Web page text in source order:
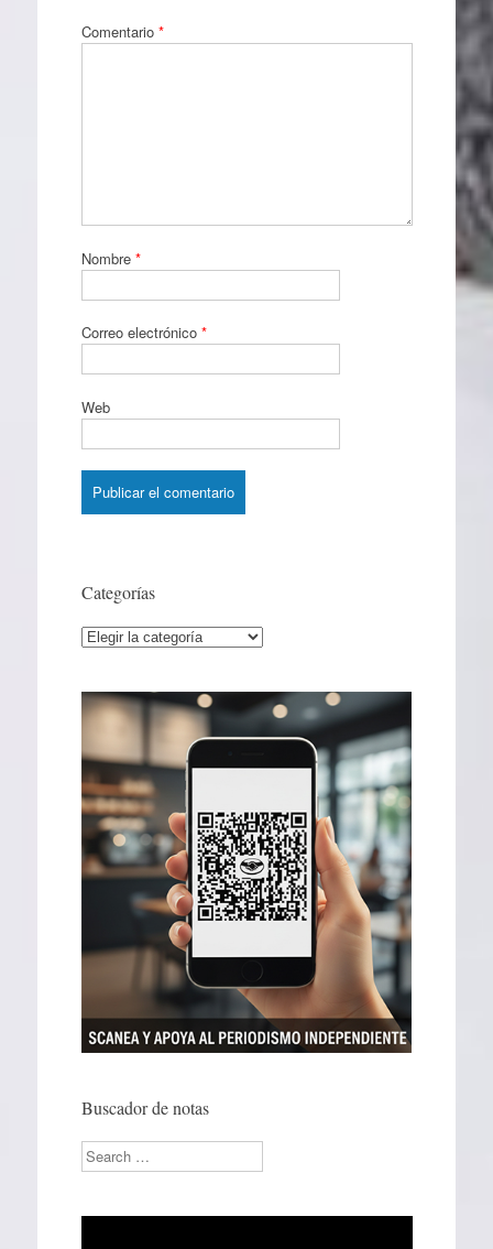
Comentario *
Nombre *
Correo electrónico *
Web
Categorías
Categorías
Buscador de notas
Search